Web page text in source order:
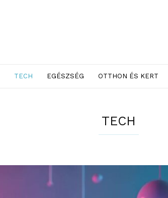
TECH EGÉSZSÉG OTTHON ÉS KERT
TECH